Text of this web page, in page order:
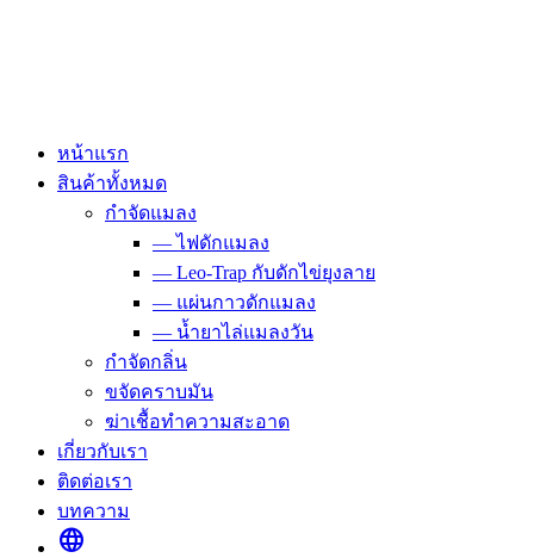
หน้าแรก
สินค้าทั้งหมด
กำจัดแมลง
— ไฟดักแมลง
— Leo-Trap กับดักไข่ยุงลาย
— แผ่นกาวดักแมลง
— น้ำยาไล่แมลงวัน
กำจัดกลิ่น
ขจัดคราบมัน
ฆ่าเชื้อทำความสะอาด
เกี่ยวกับเรา
ติดต่อเรา
บทความ
language